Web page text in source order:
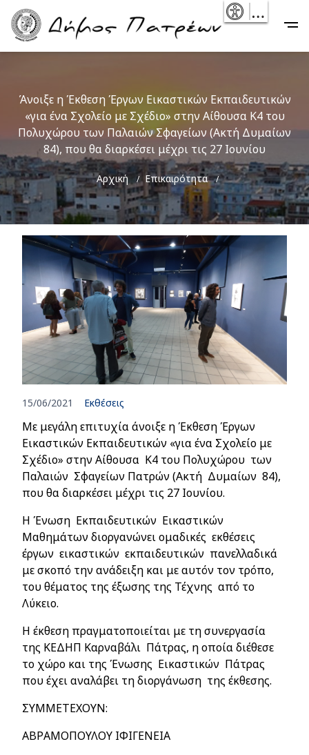
Skip
main
Main
navigation
Άνοιξε η Έκθεση Έργων Εικαστικών Εκπαιδευτικών
«για ένα Σχολείο με Σχέδιο» στην Αίθουσα Κ4 του
Πολυχώρου των Παλαιών Σφαγείων (Ακτή Δυμαίων
84), που θα διαρκέσει μέχρι τις 27 Ιουνίου
Breadcrumb
Αρχική Επικαιρότητα
15/06/2021 Εκθέσεις
Με μεγάλη επιτυχία άνοιξε η Έκθεση Έργων
Εικαστικών Εκπαιδευτικών «για ένα Σχολείο με
Σχέδιο» στην Αίθουσα Κ4 του Πολυχώρου των
Παλαιών Σφαγείων Πατρών (Ακτή Δυμαίων 84),
που θα διαρκέσει μέχρι τις 27 Ιουνίου.
Η Ένωση Εκπαιδευτικών Εικαστικών
Μαθημάτων διοργανώνει ομαδικές εκθέσεις
έργων εικαστικών εκπαιδευτικών πανελλαδικά
με σκοπό την ανάδειξη και με αυτόν τον τρόπο,
του θέματος της έξωσης της Τέχνης από το
Λύκειο.
Η έκθεση πραγματοποιείται με τη συνεργασία
της ΚΕΔΗΠ Καρναβάλι Πάτρας, η οποία διέθεσε
το χώρο και της Ένωσης Εικαστικών Πάτρας
που έχει αναλάβει τη διοργάνωση της έκθεσης.
ΣΥΜΜΕΤΕΧΟΥΝ:
ΑΒΡΑΜΟΠΟΥΛΟΥ ΙΦΙΓΕΝΕΙΑ